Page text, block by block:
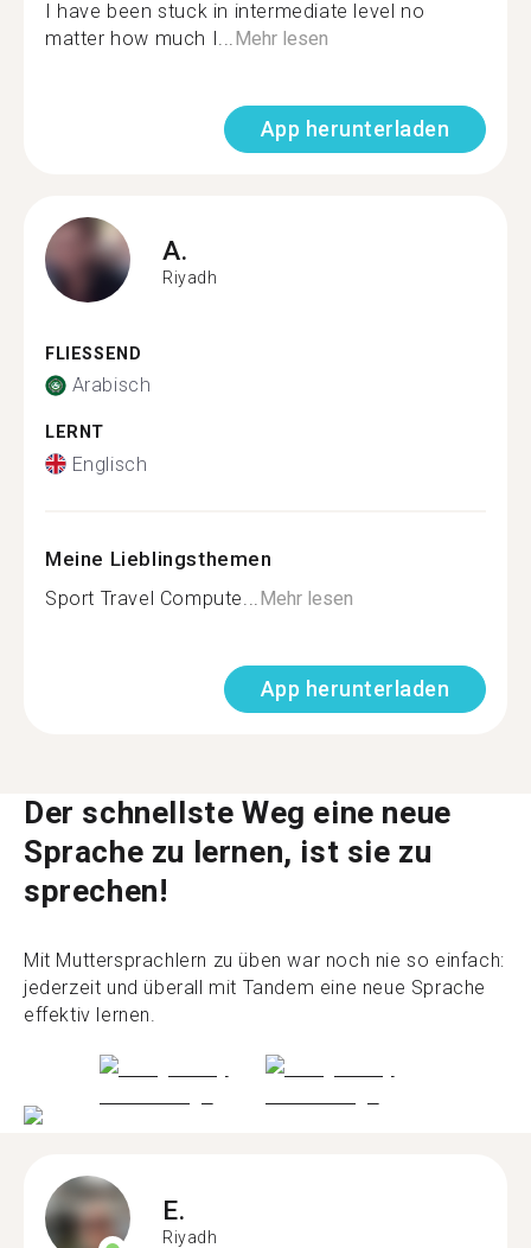
I have been stuck in intermediate level no
matter how much I... Mehr lesen
App herunterladen
A.
Riyadh
FLIESSEND
Arabisch
LERNT
Englisch
Meine Lieblingsthemen
Sport Travel Compute... Mehr lesen
App herunterladen
Der schnellste Weg eine neue
Sprache zu lernen, ist sie zu
sprechen!
Mit Muttersprachlern zu üben war noch nie so einfach:
jederzeit und überall mit Tandem eine neue Sprache
effektiv lernen.
E.
Riyadh